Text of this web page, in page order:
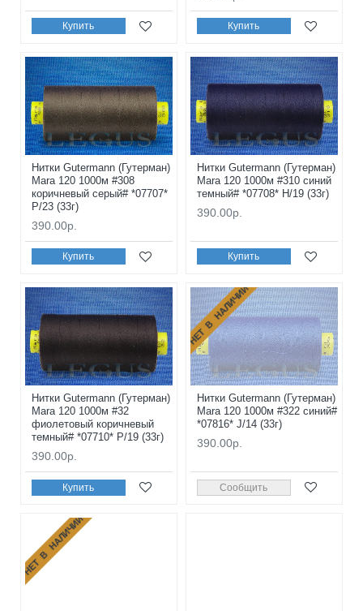
Купить Купить
Нитки Gutermann (Гутерман)
Mara 120 1000м #308
коричневый серый# *07707*
P/23 (33г)
390.00р.
Купить
Нитки Gutermann (Гутерман)
Mara 120 1000м #310 синий
темный# *07708* H/19 (33г)
390.00р.
Купить
Нитки Gutermann (Гутерман)
Mara 120 1000м #32
фиолетовый коричневый
темный# *07710* P/19 (33г)
390.00р.
Купить
НЕТ В НАЛИЧИИ
Нитки Gutermann (Гутерман)
Mara 120 1000м #322 синий#
*07816* J/14 (33г)
390.00р.
Сообщить
НЕТ В НАЛИЧИИ